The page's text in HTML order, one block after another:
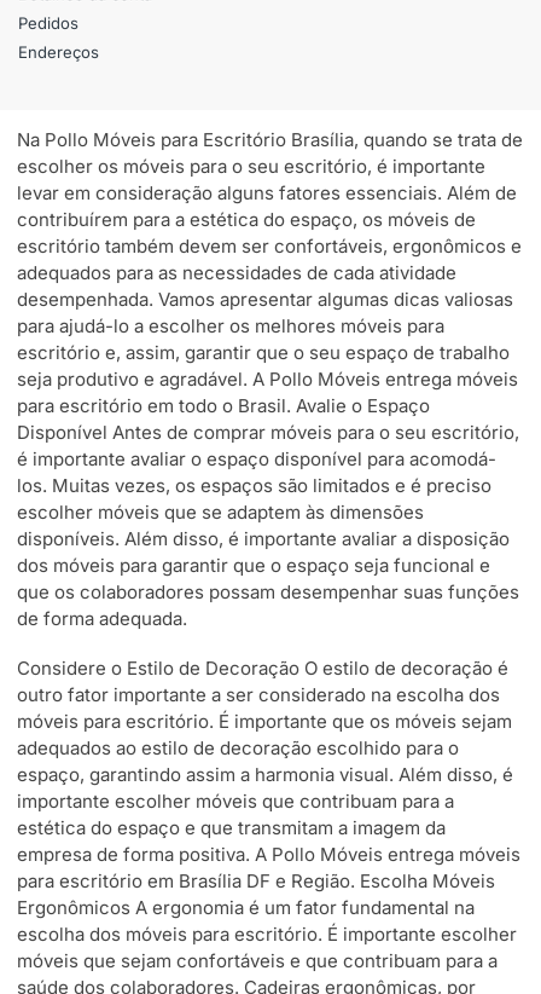
Pedidos
Endereços
Na Pollo Móveis para Escritório Brasília, quando se trata de
escolher os móveis para o seu escritório, é importante
levar em consideração alguns fatores essenciais. Além de
contribuírem para a estética do espaço, os móveis de
escritório também devem ser confortáveis, ergonômicos e
adequados para as necessidades de cada atividade
desempenhada. Vamos apresentar algumas dicas valiosas
para ajudá-lo a escolher os melhores móveis para
escritório e, assim, garantir que o seu espaço de trabalho
seja produtivo e agradável. A Pollo Móveis entrega móveis
para escritório em todo o Brasil. Avalie o Espaço
Disponível Antes de comprar móveis para o seu escritório,
é importante avaliar o espaço disponível para acomodá-
los. Muitas vezes, os espaços são limitados e é preciso
escolher móveis que se adaptem às dimensões
disponíveis. Além disso, é importante avaliar a disposição
dos móveis para garantir que o espaço seja funcional e
que os colaboradores possam desempenhar suas funções
de forma adequada.
Considere o Estilo de Decoração O estilo de decoração é
outro fator importante a ser considerado na escolha dos
móveis para escritório. É importante que os móveis sejam
adequados ao estilo de decoração escolhido para o
espaço, garantindo assim a harmonia visual. Além disso, é
importante escolher móveis que contribuam para a
estética do espaço e que transmitam a imagem da
empresa de forma positiva. A Pollo Móveis entrega móveis
para escritório em Brasília DF e Região. Escolha Móveis
Ergonômicos A ergonomia é um fator fundamental na
escolha dos móveis para escritório. É importante escolher
móveis que sejam confortáveis e que contribuam para a
saúde dos colaboradores. Cadeiras ergonômicas, por